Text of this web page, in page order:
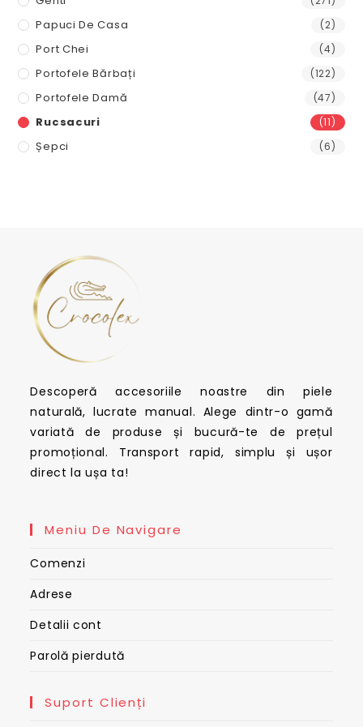
Papuci De Casa (2)
Port Chei (4)
Portofele Bărbați (122)
Portofele Damă (47)
Rucsacuri (11)
Șepci (6)
Descoperă accesoriile noastre din piele
naturală, lucrate manual. Alege dintr-o gamă
variată de produse și bucură-te de prețul
promoțional. Transport rapid, simplu și ușor
direct la ușa ta!
Meniu De Navigare
Comenzi
Adrese
Detalii cont
Parolă pierdută
Suport Clienți